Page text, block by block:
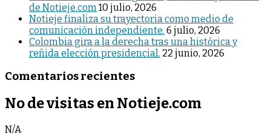
de Notieje.com 10 julio, 2026
Notieje finaliza su trayectoria como medio de
comunicación independiente. 6 julio, 2026
Colombia gira a la derecha tras una histórica y
reñida elección presidencial. 22 junio, 2026
Comentarios recientes
No de visitas en Notieje.com
N/A